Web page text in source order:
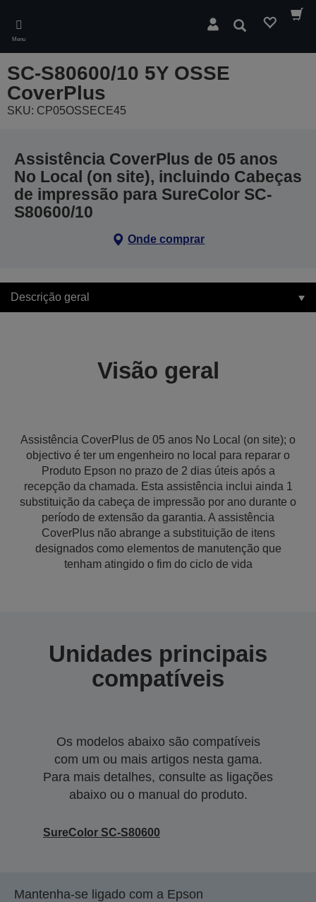
main
content
Menu
Pesquisar
SC-S80600/10 5Y OSSE
CoverPlus
SKU: CP05OSSECE45
Assistência CoverPlus de 05 anos
No Local (on site), incluindo Cabeças
de impressão para SureColor SC-
S80600/10
Onde comprar
Descrição geral
Visão geral
Assistência CoverPlus de 05 anos No Local (on site); o
objectivo é ter um engenheiro no local para reparar o
Produto Epson no prazo de 2 dias úteis após a
recepção da chamada. Esta assistência inclui ainda 1
substituição da cabeça de impressão por ano durante o
período de extensão da garantia. A assistência
CoverPlus não abrange a substituição de itens
designados como elementos de manutenção que
tenham atingido o fim do ciclo de vida
Unidades principais
compatíveis
Os modelos abaixo são compatíveis
com um ou mais artigos nesta gama.
Para mais detalhes, consulte as ligações
abaixo ou o manual do produto.
SureColor SC-S80600
Mantenha-se ligado com a Epson